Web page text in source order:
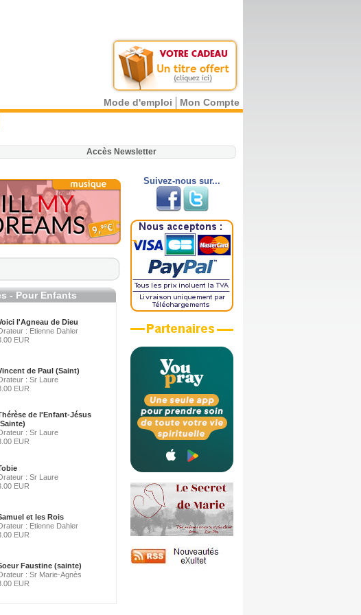
Mode d'emploi Mon Compte
Accès Newsletter
- Pour Enfants
l'Agneau de Dieu
: Etienne Dahler
EUR
de Paul (Saint)
: Sr Laure
EUR
de l'Enfant-Jésus
: Sr Laure
EUR
: Sr Laure
EUR
et les Rois
: Etienne Dahler
EUR
Faustine (sainte)
: Sr Marie-Agnès
EUR
Suivez-nous sur...